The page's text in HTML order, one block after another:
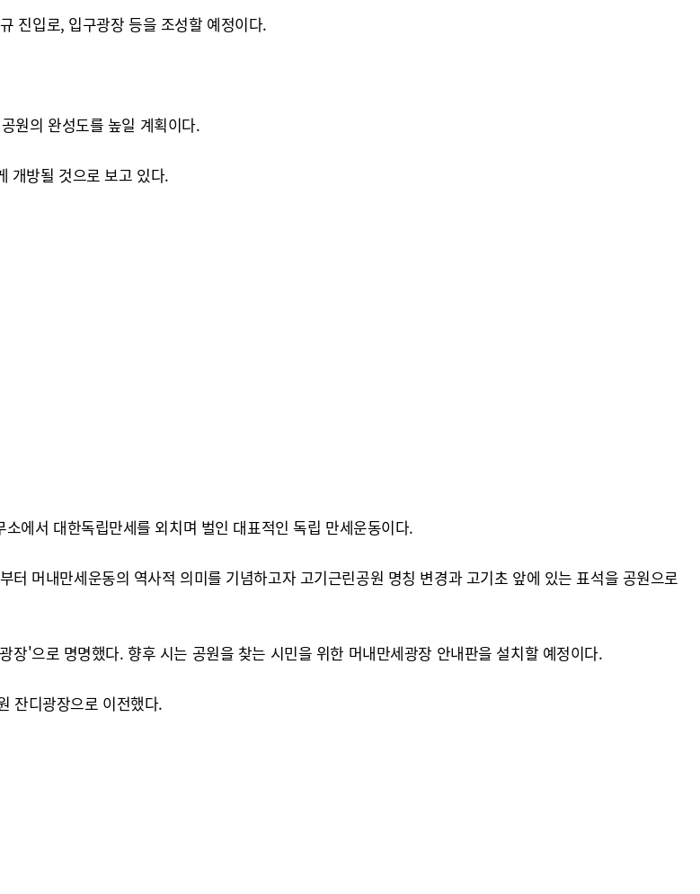
진입로, 입구광장 등을 조성할 예정이다.
원의 완성도를 높일 계획이다.
개방될 것으로 보고 있다.
에서 대한독립만세를 외치며 벌인 대표적인 독립 만세운동이다.
머내만세운동의 역사적 의미를 기념하고자 고기근린공원 명칭 변경과 고기초 앞에 있는 표석을 공원으로
'으로 명명했다. 향후 시는 공원을 찾는 시민을 위한 머내만세광장 안내판을 설치할 예정이다.
잔디광장으로 이전했다.